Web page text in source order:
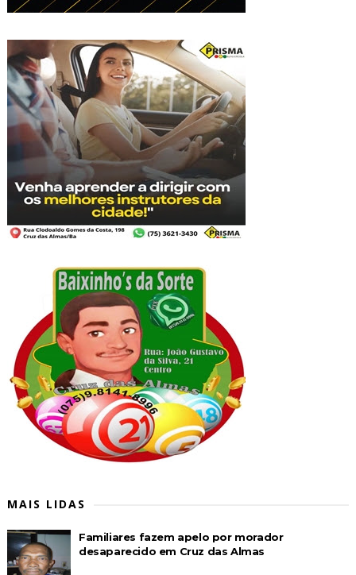
MAIS LIDAS
Familiares fazem apelo por morador
desaparecido em Cruz das Almas